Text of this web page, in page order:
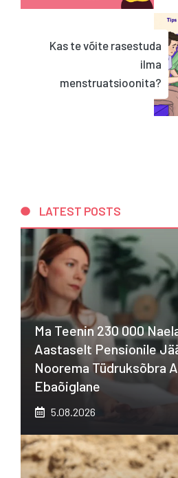
Kas te võite rasestuda
ilma
menstruatsioonita?
LATEST POSTS
Ma Teenin 230 000
Aastaselt Pensionile
Noorema Tüdruksõbra
Ebaõiglane
5.08.2026